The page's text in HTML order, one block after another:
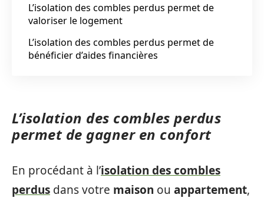
L’isolation des combles perdus permet de
valoriser le logement
L’isolation des combles perdus permet de
bénéficier d’aides financières
L’isolation des combles perdus
permet de gagner en confort
En procédant à l’isolation des combles
perdus dans votre maison ou appartement,